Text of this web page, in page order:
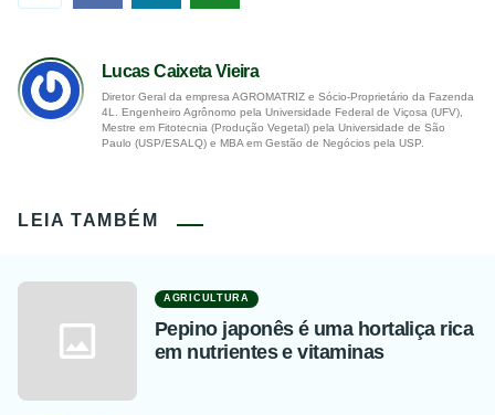
Lucas Caixeta Vieira
Diretor Geral da empresa AGROMATRIZ e Sócio-Proprietário da Fazenda
4L. Engenheiro Agrônomo pela Universidade Federal de Viçosa (UFV),
Mestre em Fitotecnia (Produção Vegetal) pela Universidade de São
Paulo (USP/ESALQ) e MBA em Gestão de Negócios pela USP.
LEIA TAMBÉM
AGRICULTURA
Pepino japonês é uma hortaliça rica
em nutrientes e vitaminas